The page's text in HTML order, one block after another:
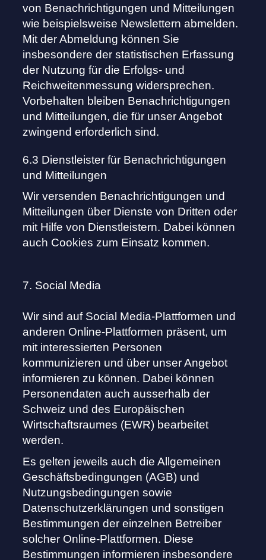
von Benachrichtigungen und Mitteilungen
wie beispielsweise Newslettern abmelden.
Mit der Abmeldung können Sie
insbesondere der statistischen Erfassung
der Nutzung für die Erfolgs- und
Reichweitenmessung widersprechen.
Vorbehalten bleiben Benachrichtigungen
und Mitteilungen, die für unser Angebot
zwingend erforderlich sind.
6.3 Dienstleister für Benachrichtigungen
und Mitteilungen
Wir versenden Benachrichtigungen und
Mitteilungen über Dienste von Dritten oder
mit Hilfe von Dienstleistern. Dabei können
auch Cookies zum Einsatz kommen.
7. Social Media
Wir sind auf Social Media-Plattformen und
anderen Online-Plattformen präsent, um
mit interessierten Personen
kommunizieren und über unser Angebot
informieren zu können. Dabei können
Personendaten auch ausserhalb der
Schweiz und des Europäischen
Wirtschaftsraumes (EWR) bearbeitet
werden.
Es gelten jeweils auch die Allgemeinen
Geschäftsbedingungen (AGB) und
Nutzungsbedingungen sowie
Datenschutzerklärungen und sonstigen
Bestimmungen der einzelnen Betreiber
solcher Online-Plattformen. Diese
Bestimmungen informieren insbesondere